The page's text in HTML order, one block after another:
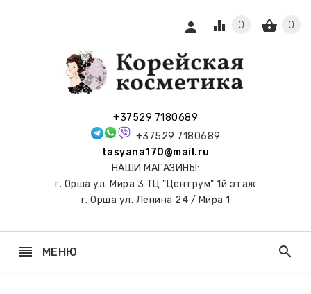
+37529 7180689
+37529 7180689
tasyana170@mail.ru
НАШИ МАГАЗИНЫ:
г. Орша ул. Мира 3 ТЦ "Центрум" 1й этаж
г. Орша ул. Ленина 24 / Мира 1
person shopping_basket 0
equalizer 0
reorder МЕНЮ
ТОНЕРЫ, search